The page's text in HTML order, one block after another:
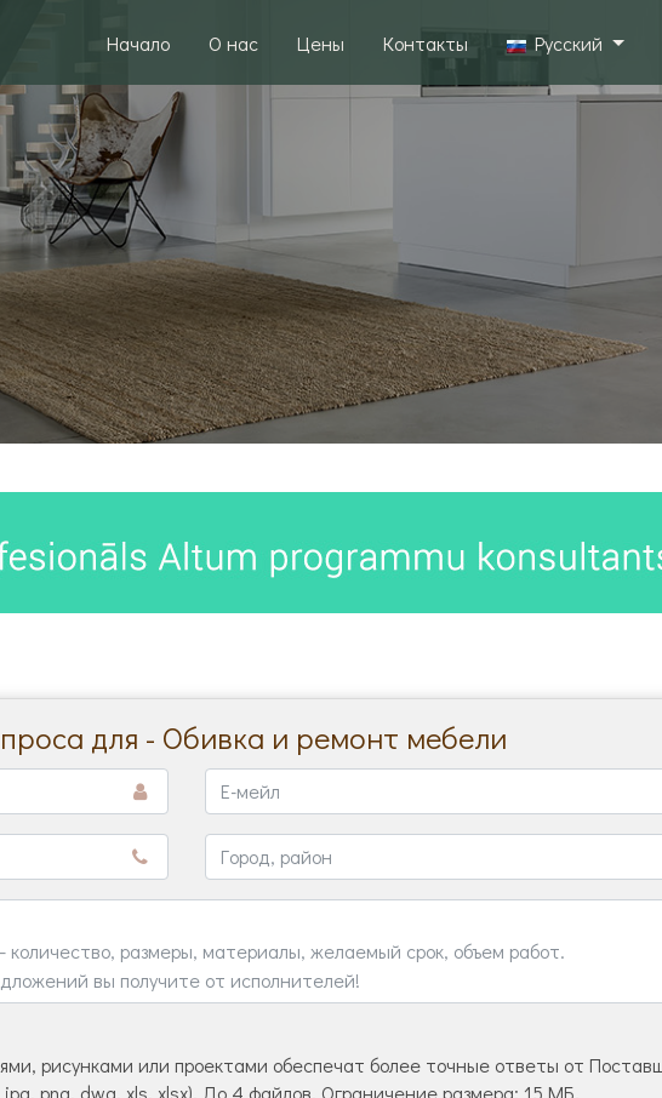
Начало О нас Цены Контакты Pусский
для - Обивка и ремонт мебели
рисунками или проектами обеспечат более точные ответы от
png, dwg, xls, xlsx). До 4 файлов. Ограничение размера: 15 МБ.